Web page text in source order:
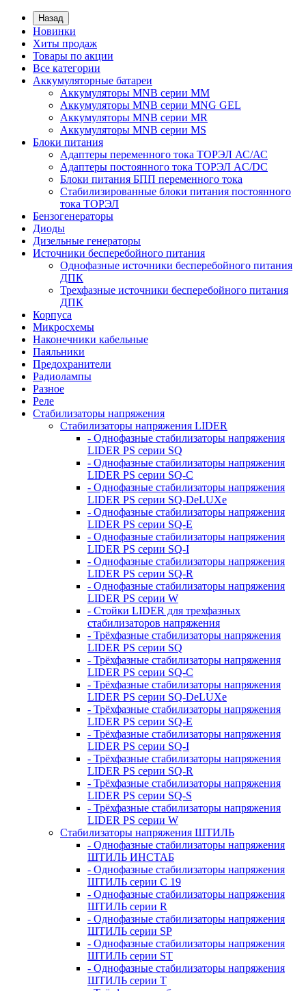
Назад
Новинки
Хиты продаж
Товары по акции
Все категории
Аккумуляторные батареи
Аккумуляторы MNB серии MM
Аккумуляторы MNB серии MNG GEL
Аккумуляторы MNB серии MR
Аккумуляторы MNB серии MS
Блоки питания
Адаптеры переменного тока ТОРЭЛ АС/АС
Адаптеры постоянного тока ТОРЭЛ AC/DC
Блоки питания БПП переменного тока
Стабилизированные блоки питания постоянного
тока ТОРЭЛ
Бензогенераторы
Диоды
Дизельные генераторы
Источники бесперебойного питания
Однофазные источники бесперебойного питания
ДПК
Трехфазные источники бесперебойного питания
ДПК
Корпуса
Микросхемы
Наконечники кабельные
Паяльники
Предохранители
Радиолампы
Разное
Реле
Стабилизаторы напряжения
Стабилизаторы напряжения LIDER
- Однофазные стабилизаторы напряжения
LIDER PS серии SQ
- Однофазные стабилизаторы напряжения
LIDER PS серии SQ-C
- Однофазные стабилизаторы напряжения
LIDER PS серии SQ-DeLUXe
- Однофазные стабилизаторы напряжения
LIDER PS серии SQ-E
- Однофазные стабилизаторы напряжения
LIDER PS серии SQ-I
- Однофазные стабилизаторы напряжения
LIDER PS серии SQ-R
- Однофазные стабилизаторы напряжения
LIDER PS серии W
- Стойки LIDER для трехфазных
стабилизаторов напряжения
- Трёхфазные стабилизаторы напряжения
LIDER PS серии SQ
- Трёхфазные стабилизаторы напряжения
LIDER PS серии SQ-C
- Трёхфазные стабилизаторы напряжения
LIDER PS серии SQ-DeLUXe
- Трёхфазные стабилизаторы напряжения
LIDER PS серии SQ-E
- Трёхфазные стабилизаторы напряжения
LIDER PS серии SQ-I
- Трёхфазные стабилизаторы напряжения
LIDER PS серии SQ-R
- Трёхфазные стабилизаторы напряжения
LIDER PS серии SQ-S
- Трёхфазные стабилизаторы напряжения
LIDER PS серии W
Стабилизаторы напряжения ШТИЛЬ
- Однофазные стабилизаторы напряжения
ШТИЛЬ ИНСТАБ
- Однофазные стабилизаторы напряжения
ШТИЛЬ серии C 19
- Однофазные стабилизаторы напряжения
ШТИЛЬ серии R
- Однофазные стабилизаторы напряжения
ШТИЛЬ серии SP
- Однофазные стабилизаторы напряжения
ШТИЛЬ серии ST
- Однофазные стабилизаторы напряжения
ШТИЛЬ серии T